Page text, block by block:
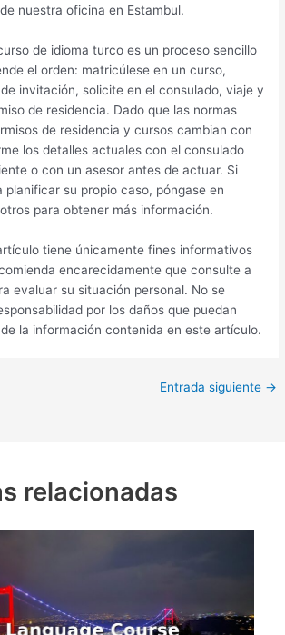
nuestra oficina en Estambul.
de idioma turco es un proceso sencillo
el orden: matricúlese en un curso,
invitación, solicite en el consulado, viaje y
de residencia. Dado que las normas
de residencia y cursos cambian con
los detalles actuales con el consulado
o con un asesor antes de actuar. Si
planificar su propio caso, póngase en
para obtener más información.
tiene únicamente fines informativos
encarecidamente que consulte a
evaluar su situación personal. No se
por los daños que puedan
la información contenida en este artículo.
Entrada siguiente →
relacionadas